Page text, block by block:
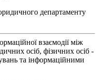
департаменту
взаємодії між
осіб, фізичних осіб -
та інформаційними